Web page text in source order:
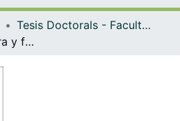
Navega per tot el DD
Tesis Doctorals - Facultat - Farmàcia
Insulators: estructura y funciones